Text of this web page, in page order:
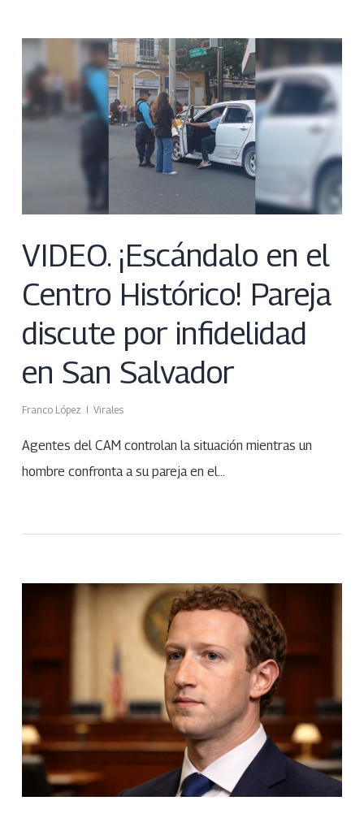
VIDEO. ¡Escándalo en el
Centro Histórico! Pareja
discute por infidelidad
en San Salvador
Franco López Virales
Agentes del CAM controlan la situación mientras un
hombre confronta a su pareja en el…